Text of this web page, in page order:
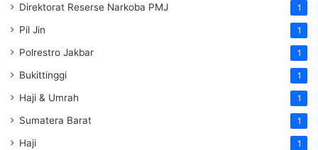
Direktorat Reserse Narkoba PMJ 1
Pil Jin 1
Polrestro Jakbar 1
Bukittinggi 1
Haji & Umrah 1
Sumatera Barat 1
Haji 1